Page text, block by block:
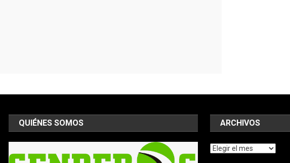
QUIÉNES SOMOS ARCHIVOS
Archivos